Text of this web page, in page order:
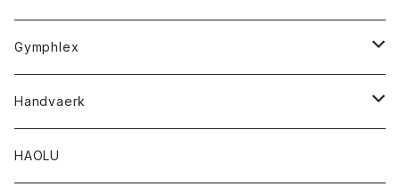
Tシャツ
Gymphlex
アウター
カーディガン
トップス
Handvaerk
トップス
HAOLU